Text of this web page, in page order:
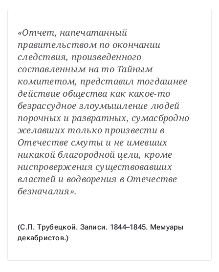
«Отчет, напечатанный
правительством по окончании
следствия, произведенного
составленным на то Тайным
комитетом, представил тогдашнее
действие общества как какое-то
безрассудное злоумышление людей
порочных и развратных, сумасбродно
желавших только произвести в
Отечестве смуты и не имевших
никакой благородной цели, кроме
ниспровержения существовавших
властей и водворения в Отечестве
безначалия».
(С.П. Трубецкой. Записи. 1844–1845. Мемуары
декабристов.)